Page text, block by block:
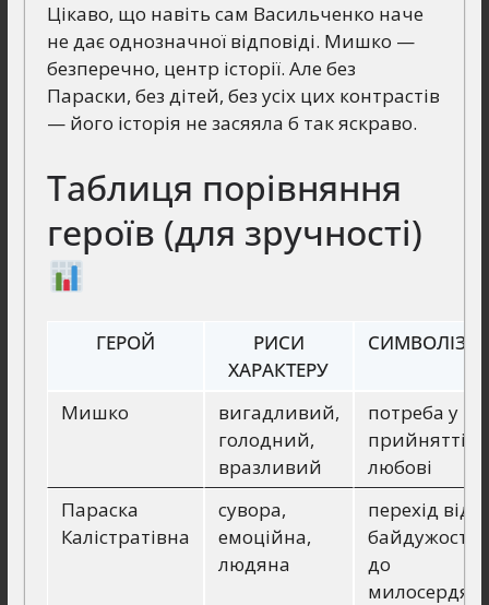
Цікаво, що навіть сам Васильченко наче
не дає однозначної відповіді. Мишко —
безперечно, центр історії. Але без
Параски, без дітей, без усіх цих контрастів
— його історія не засяяла б так яскраво.
Таблиця порівняння
героїв (для зручності)
ГЕРОЙ
РИСИ
ХАРАКТЕРУ
СИМВОЛІЗУЄ
Мишко
вигадливий,
голодний,
вразливий
потреба у
прийнятті й
любові
Параска
Калістратівна
сувора,
емоційна,
людяна
перехід від
байдужості
до
милосердя